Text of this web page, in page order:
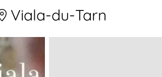
Viala-du-Tarn